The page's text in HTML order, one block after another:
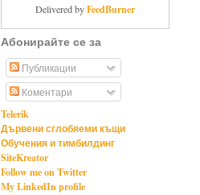
Delivered byFeedBurner
Абонирайте се за
Публикации
Коментари
Telerik
Дървени сглобяеми къщи
Обучения и тимбилдинг
SiteKreator
Follow me on Twitter
My LinkedIn profile